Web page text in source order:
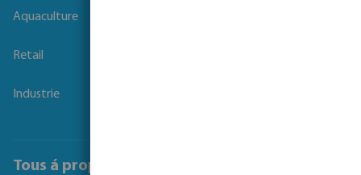
Aquaculture
Retail
Industrie
Tous á propos de Bosta